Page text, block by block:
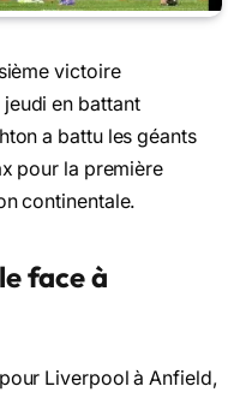
victoire
en battant
a battu les géants
pour la première
continentale.
face à
Liverpool à Anfield,